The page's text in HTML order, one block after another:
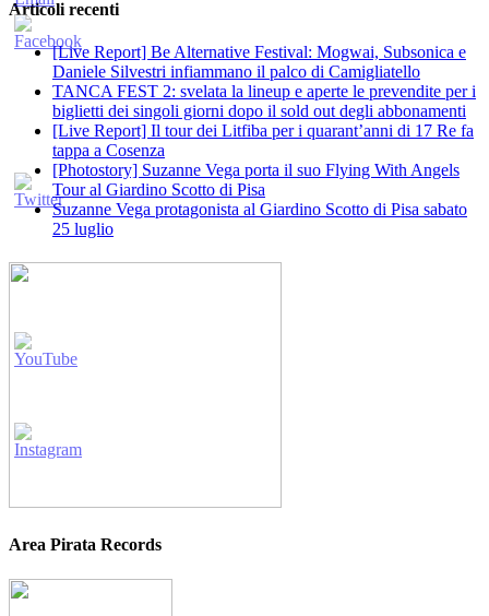
Articoli recenti
[Live Report] Be Alternative Festival: Mogwai, Subsonica e
Daniele Silvestri infiammano il palco di Camigliatello
TANCA FEST 2: svelata la lineup e aperte le prevendite per i
biglietti dei singoli giorni dopo il sold out degli abbonamenti
[Live Report] Il tour dei Litfiba per i quarant’anni di 17 Re fa
tappa a Cosenza
[Photostory] Suzanne Vega porta il suo Flying With Angels
Tour al Giardino Scotto di Pisa
Suzanne Vega protagonista al Giardino Scotto di Pisa sabato
25 luglio
Area Pirata Records